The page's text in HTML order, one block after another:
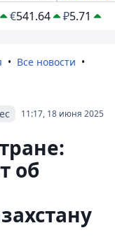
€541.64 ₽5.71
Все новости
11:17, 18 июня 2025
об